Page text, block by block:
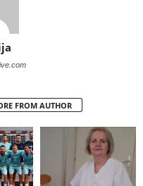
FROM AUTHOR